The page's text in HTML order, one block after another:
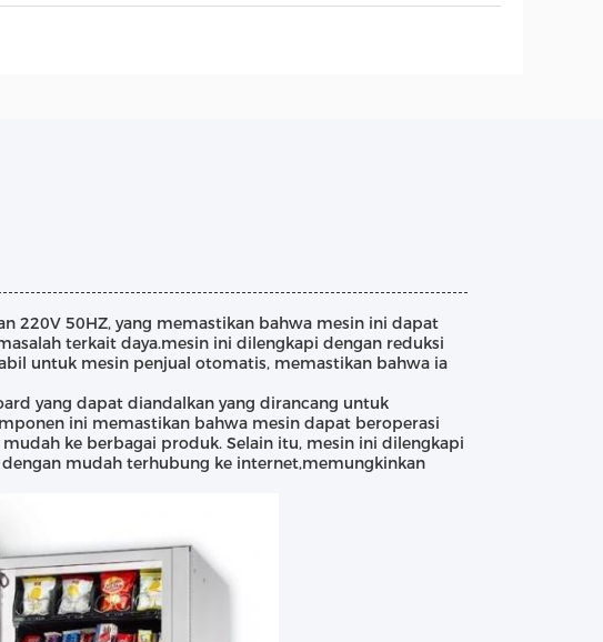
220V 50HZ, yang memastikan bahwa mesin ini dapat
terkait daya.mesin ini dilengkapi dengan reduksi
untuk mesin penjual otomatis, memastikan bahwa ia
yang dapat diandalkan yang dirancang untuk
ini memastikan bahwa mesin dapat beroperasi
ke berbagai produk. Selain itu, mesin ini dilengkapi
mudah terhubung ke internet,memungkinkan